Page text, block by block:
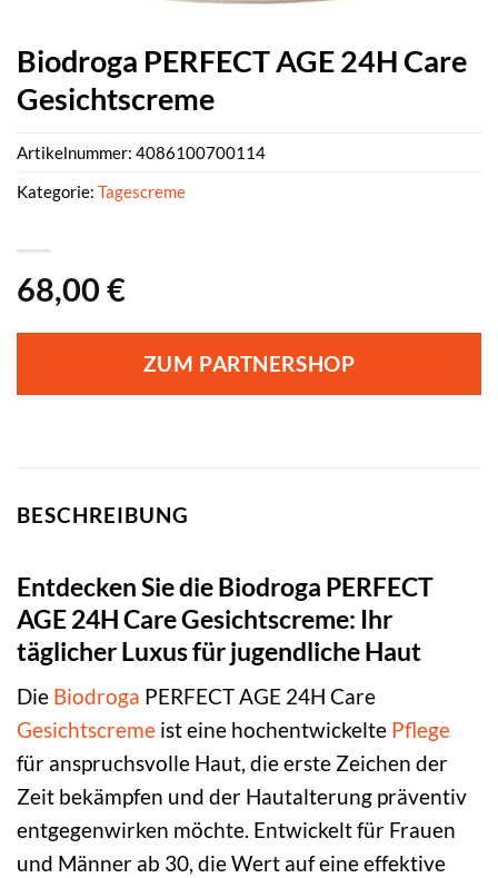
Biodroga PERFECT AGE 24H Care
Gesichtscreme
68,00 €
ZUM PARTNERSHOP
Artikelnummer: 4086100700114
Kategorie: Tagescreme
BESCHREIBUNG
Entdecken Sie die Biodroga PERFECT
AGE 24H Care Gesichtscreme: Ihr
täglicher Luxus für jugendliche Haut
Die Biodroga PERFECT AGE 24H Care
Gesichtscreme ist eine hochentwickelte Pflege
für anspruchsvolle Haut, die erste Zeichen der
Zeit bekämpfen und der Hautalterung präventiv
entgegenwirken möchte. Entwickelt für Frauen
und Männer ab 30, die Wert auf eine effektive